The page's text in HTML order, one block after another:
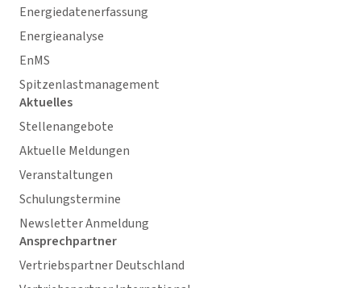
Energiedatenerfassung
Energieanalyse
EnMS
Spitzenlastmanagement
Aktuelles
Stellenangebote
Aktuelle Meldungen
Veranstaltungen
Schulungstermine
Newsletter Anmeldung
Ansprechpartner
Vertriebspartner Deutschland